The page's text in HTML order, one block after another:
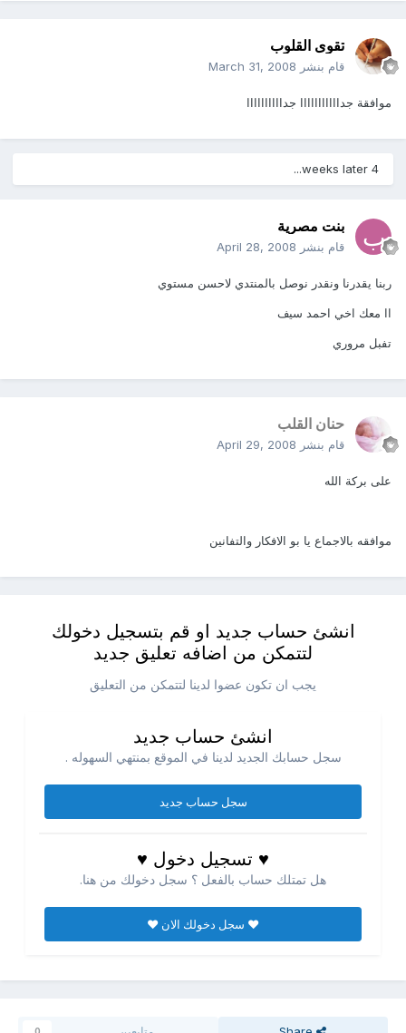
تقوى القلوب
قام بنشر March 31, 2008
موافقة جدااااااااااا جداااااااااا
4 weeks later...
بنت مصرية
قام بنشر April 28, 2008
ربنا يقدرنا ونقدر نوصل بالمنتدي لاحسن مستوي
اا معك اخي احمد سيف
تفبل مروري
حنان القلب
قام بنشر April 29, 2008
على بركة الله
موافقه بالاجماع يا بو الافكار والتفانين
انشئ حساب جديد او قم بتسجيل دخولك
لتتمكن من اضافه تعليق جديد
يجب ان تكون عضوا لدينا لتتمكن من التعليق
انشئ حساب جديد
سجل حسابك الجديد لدينا في الموقع بمنتهي السهوله .
سجل حساب جديد
♥ تسجيل دخول ♥
هل تمتلك حساب بالفعل ؟ سجل دخولك من هنا.
♥ سجل دخولك الان ♥